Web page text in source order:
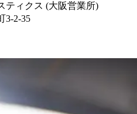
ティクス (大阪営業所)
3-2-35